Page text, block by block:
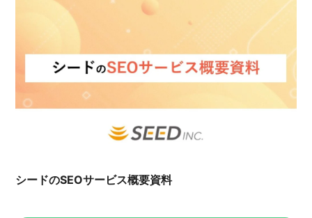
シードのSEOサービス概要資料